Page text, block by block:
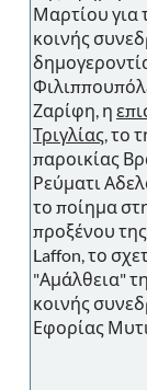
Μαρτίου για
κοινής
Ζαρίφη, η
Τριγλίας , το
παροικίας
Ρεύματι
το ποίημα
προξένου
Laffon, το
"Αμάλθεια"
κοινής
Εφορίας